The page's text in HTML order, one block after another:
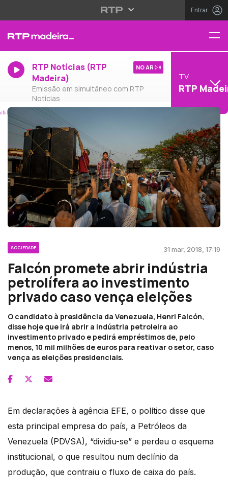
Entrar
RTP Notícias (RTP
Madeira)
Emissão em simultâneo com RTP
Notícias
NO AR
TV
RTP
SOCIEDADE 31 mar, 2018, 17:19
Falcón promete abrir indústria
petrolífera ao investimento
privado caso vença eleições
O candidato à presidência da Venezuela, Henri Falcón,
disse hoje que irá abrir a indústria petroleira ao
investimento privado e pedirá empréstimos de, pelo
menos, 10 mil milhões de euros para reativar o setor, caso
vença as eleições presidenciais.
Em declarações à agência EFE, o político disse que
esta principal empresa do país, a Petróleos da
Venezuela (PDVSA), “dividiu-se” e perdeu o esquema
institucional, o que resultou num declínio da
produção, que contraiu o fluxo de caixa do país.